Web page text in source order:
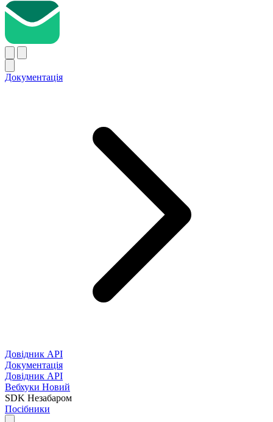
Документація
Довідник API
Документація
Довідник API
Вебхуки Новий
SDK Незабаром
Посібники